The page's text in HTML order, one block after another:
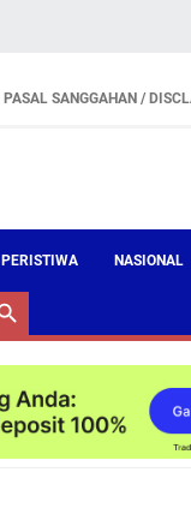
PASAL SANGGAHAN /
PERISTIWA NASIONAL